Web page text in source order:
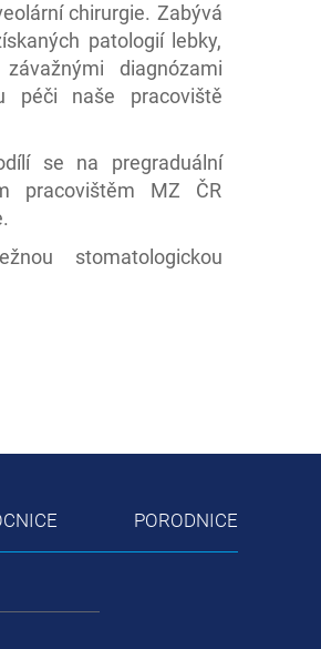
chirurgie. Zabývá
patologií lebky,
diagnózami
péči naše pracoviště
se na pregraduální
pracovištěm MZ ČR
stomatologickou
PORODNICE